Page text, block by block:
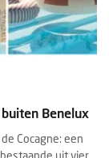
Benelux
Cocagne: een